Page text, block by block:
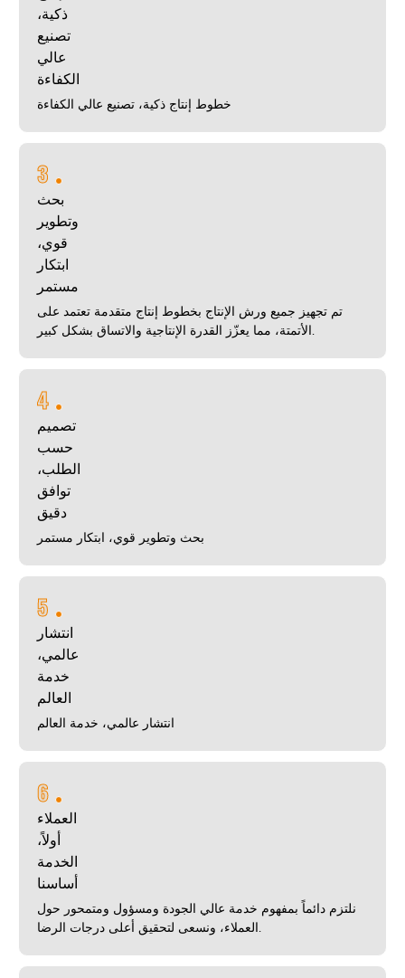
ذكية،
تصنيع
عالي
الكفاءة
خطوط إنتاج ذكية، تصنيع عالي الكفاءة
3
بحث
وتطوير
قوي،
ابتكار
مستمر
تم تجهيز جميع ورش الإنتاج بخطوط إنتاج متقدمة تعتمد على
الأتمتة، مما يعزّز القدرة الإنتاجية والاتساق بشكل كبير.
4
تصميم
حسب
الطلب،
توافق
دقيق
بحث وتطوير قوي، ابتكار مستمر
5
انتشار
عالمي،
خدمة
العالم
انتشار عالمي، خدمة العالم
6
العملاء
أولاً،
الخدمة
أساسنا
نلتزم دائماً بمفهوم خدمة عالي الجودة ومسؤول ومتمحور حول
العملاء، ونسعى لتحقيق أعلى درجات الرضا.